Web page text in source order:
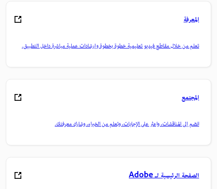
المعرفة
تعلم من خلال مقاطع فيديو تعليمية خطوة بخطوة وإرشادات عملية مباشرة داخل التطبيق.
المجتمع
انضم إلى المناقشات، واعثر على الإجابات، وتعلم من الخبراء، وشارك معرفتك.
الصفحة الرئيسية لـ Adobe